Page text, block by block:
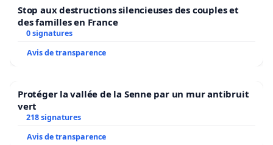
Stop aux destructions silencieuses des couples et
des familles en France
0 signatures
Avis de transparence
Protéger la vallée de la Senne par un mur antibruit
vert
218 signatures
Avis de transparence